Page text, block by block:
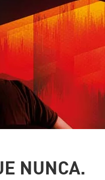
NUNCA.